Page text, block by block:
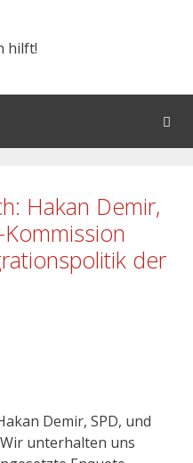
Hakan Demir,
der
Demir, SPD, und
unterhalten uns